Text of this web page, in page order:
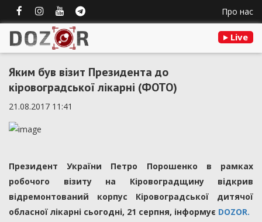
Про нас
Live
Яким був візит Президента до
кіровоградської лікарні (ФОТО)
21.08.2017 11:41
Президент України Петро Порошенко в рамках
робочого візиту на Кіровоградщину відкрив
відремонтований корпус Кіровоградської дитячої
обласної лікарні сьогодні, 21 серпня, інформує DOZOR.